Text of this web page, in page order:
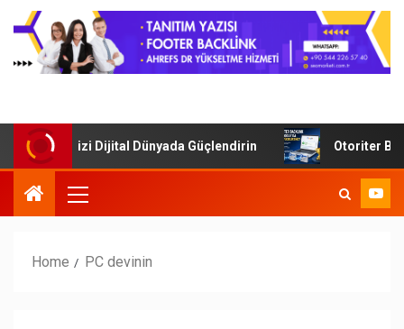
İşletmenizi Dijital Dünyada Güçlendirin Otoriter
Home PC devinin